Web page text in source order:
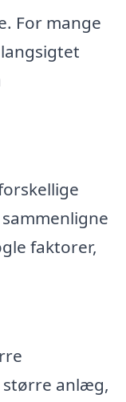
For mange
faktorer,
anlæg,